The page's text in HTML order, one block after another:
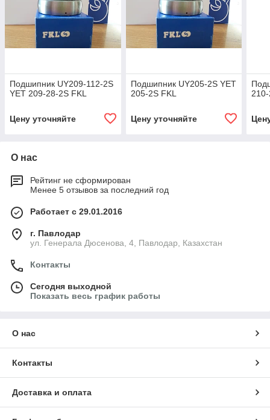
Подшипник UY209-112-2S
YET 209-28-2S FKL
Цену уточняйте
Подшипник UY205-2S YET
205-2S FKL
Цену уточняйте
О нас
Рейтинг не сформирован
Менее 5 отзывов за последний год
Работает с 29.01.2016
г. Павлодар
ул. Генерала Дюсенова, 4, Павлодар, Казахстан
Контакты
Сегодня выходной
Показать весь график работы
О нас
Контакты
Доставка и оплата